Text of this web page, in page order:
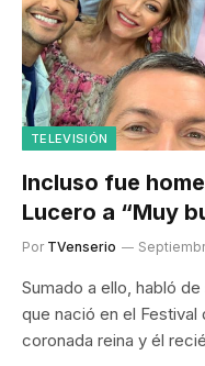
TELEVISIÓN
Incluso fue
Lucero a “Muy
Por TVenserio
Sumado a ello, habló
que nació en el Festival
coronada reina y él